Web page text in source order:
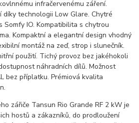
infračervenému záření.
díky technologii Low Glare. Chytré
IO. Kompatibilita s chytrou
Kompaktní a elegantní design vhodný
montáž na zeď, strop i slunečník.
použití. Tichý provoz bez jakéhokoli
náhradních dílů. Možnost
bez příplatku. Prémiová kvalita
zářiče Tansun Rio Grande RF 2 kW je
hostů a zákazníků, do prodloužení